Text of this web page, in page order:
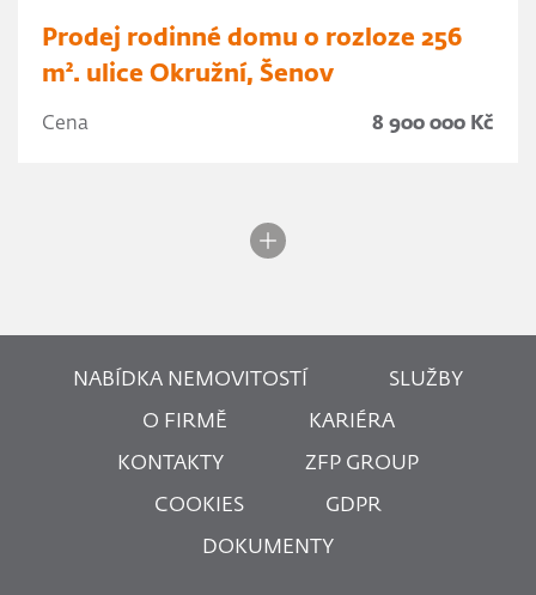
Prodej rodinné domu o rozloze 256
m². ulice Okružní, Šenov
Cena 8 900 000 Kč
NABÍDKA NEMOVITOSTÍ SLUŽBY
O FIRMĚ KARIÉRA
KONTAKTY ZFP GROUP
COOKIES GDPR
DOKUMENTY